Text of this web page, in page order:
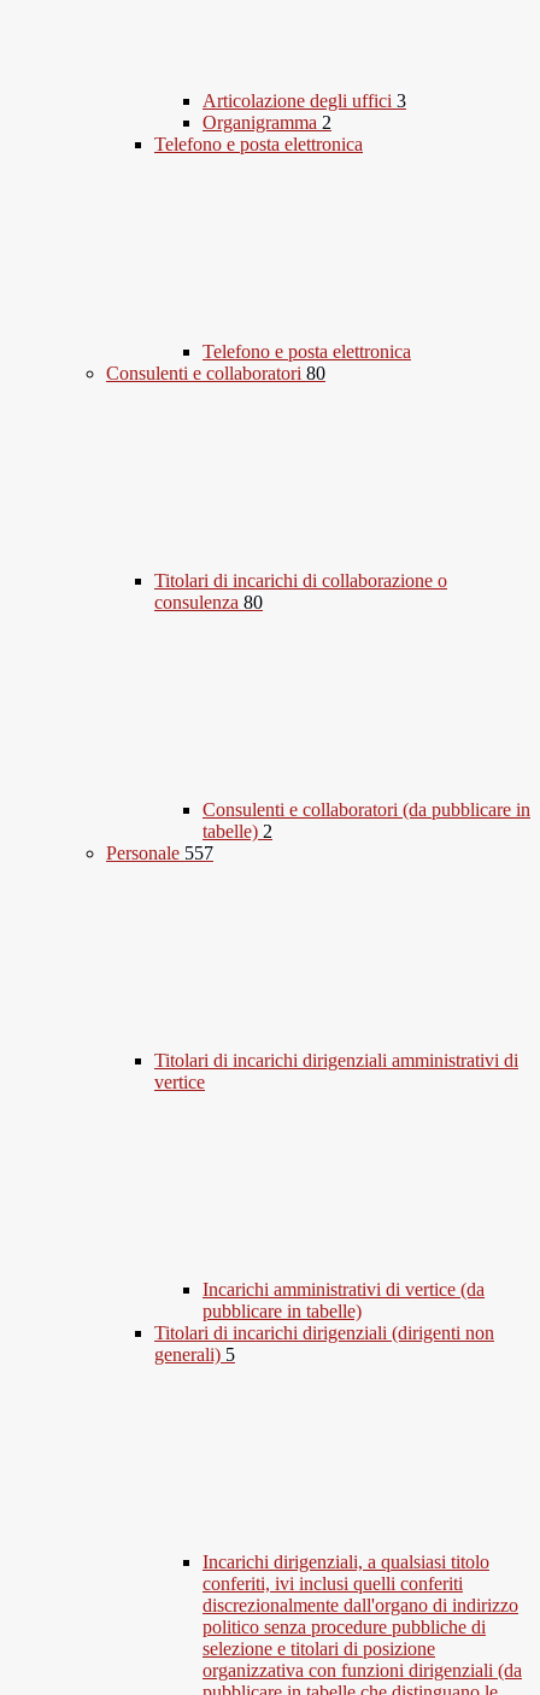
Articolazione degli uffici 3
Organigramma 2
Telefono e posta elettronica
Telefono e posta elettronica
Consulenti e collaboratori 80
Titolari di incarichi di collaborazione o
consulenza 80
Consulenti e collaboratori (da pubblicare in
tabelle) 2
Personale 557
Titolari di incarichi dirigenziali amministrativi di
vertice
Incarichi amministrativi di vertice (da
pubblicare in tabelle)
Titolari di incarichi dirigenziali (dirigenti non
generali) 5
Incarichi dirigenziali, a qualsiasi titolo
conferiti, ivi inclusi quelli conferiti
discrezionalmente dall'organo di indirizzo
politico senza procedure pubbliche di
selezione e titolari di posizione
organizzativa con funzioni dirigenziali (da